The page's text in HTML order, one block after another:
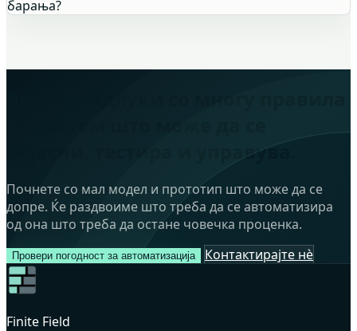
барања?
објасни, тестира и управува.
Почнете со мал модел и прототип што може да се
допре. Ќе раздвоиме што треба да се автоматизира
од она што треба да остане човечка проценка.
Провери погодност за автоматизација Контактирајте нè
Finite Field